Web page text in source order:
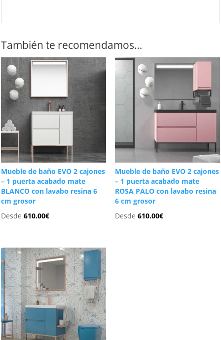
También te recomendamos…
Mueble de baño EVO 2 cajones
– 1 puerta acabado mate
BLANCO con lavabo resina 6
cm grosor
Desde610.00€
Mueble de baño EVO 2 cajones
– 1 puerta acabado mate
ROSA PALO con lavabo resina
6 cm grosor
Desde 610.00€